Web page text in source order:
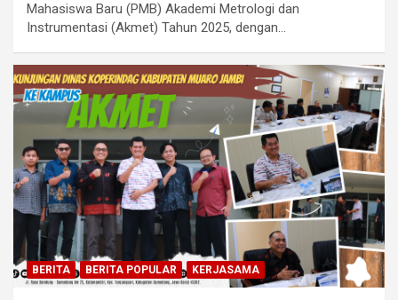
Mahasiswa Baru (PMB) Akademi Metrologi dan
Instrumentasi (Akmet) Tahun 2025, dengan…
BERITA BERITA POPULAR KERJASAMA